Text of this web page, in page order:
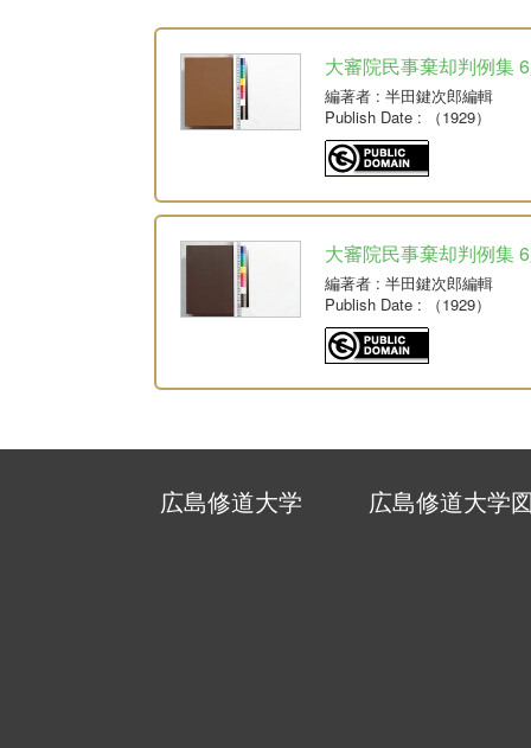
大審院民事棄却判例集
編著者 : 半田鍵次郎編輯
Publish Date : （1929）
大審院民事棄却判例集
編著者 : 半田鍵次郎編輯
Publish Date : （1929）
広島修道大学 広島修道大学